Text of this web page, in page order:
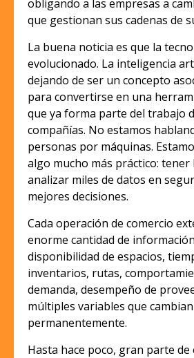
obligando a las empresas a
que gestionan sus cadenas de
La buena noticia es que la
evolucionado. La inteligencia
dejando de ser un concepto
para convertirse en una
que ya forma parte del trabajo
compañías. No estamos
personas por máquinas.
algo mucho más práctico: tener
analizar miles de datos en
mejores decisiones.
Cada operación de comercio
enorme cantidad de
disponibilidad de espacios,
inventarios, rutas,
demanda, desempeño de
múltiples variables que cambian
permanentemente.
Hasta hace poco, gran parte